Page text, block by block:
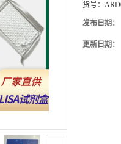
货号：
发布日期：
更新日期：